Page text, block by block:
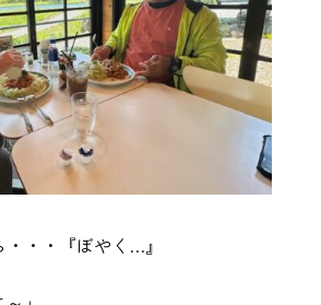
・・『ぼやく…』